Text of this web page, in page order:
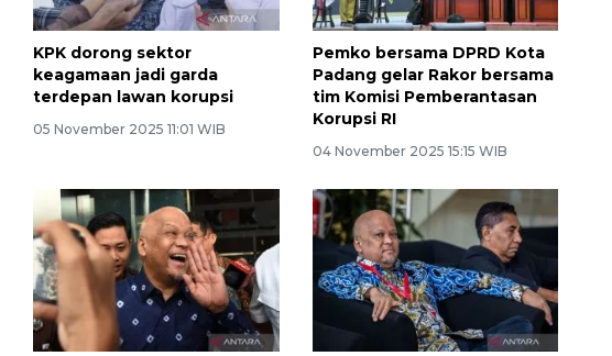
KPK dorong sektor
keagamaan jadi garda
terdepan lawan korupsi
05 November 2025 11:01 WIB
Pemko bersama DPRD Kota
Padang gelar Rakor bersama
tim Komisi Pemberantasan
Korupsi RI
04 November 2025 15:15 WIB